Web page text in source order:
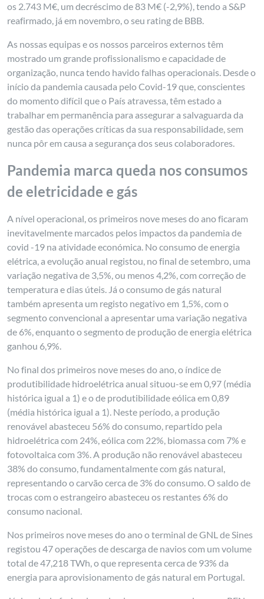
os 2.743 M€, um decréscimo de 83 M€ (-2,9%), tendo a S&P
reafirmado, já em novembro, o seu rating de BBB.
As nossas equipas e os nossos parceiros externos têm
mostrado um grande profissionalismo e capacidade de
organização, nunca tendo havido falhas operacionais. Desde o
início da pandemia causada pelo Covid-19 que, conscientes
do momento difícil que o País atravessa, têm estado a
trabalhar em permanência para assegurar a salvaguarda da
gestão das operações críticas da sua responsabilidade, sem
nunca pôr em causa a segurança dos seus colaboradores.
Pandemia marca queda nos consumos
de eletricidade e gás
A nível operacional, os primeiros nove meses do ano ficaram
inevitavelmente marcados pelos impactos da pandemia de
covid -19 na atividade económica. No consumo de energia
elétrica, a evolução anual registou, no final de setembro, uma
variação negativa de 3,5%, ou menos 4,2%, com correção de
temperatura e dias úteis. Já o consumo de gás natural
também apresenta um registo negativo em 1,5%, com o
segmento convencional a apresentar uma variação negativa
de 6%, enquanto o segmento de produção de energia elétrica
ganhou 6,9%.
No final dos primeiros nove meses do ano, o índice de
produtibilidade hidroelétrica anual situou-se em 0,97 (média
histórica igual a 1) e o de produtibilidade eólica em 0,89
(média histórica igual a 1). Neste período, a produção
renovável abasteceu 56% do consumo, repartido pela
hidroelétrica com 24%, eólica com 22%, biomassa com 7% e
fotovoltaica com 3%. A produção não renovável abasteceu
38% do consumo, fundamentalmente com gás natural,
representando o carvão cerca de 3% do consumo. O saldo de
trocas com o estrangeiro abasteceu os restantes 6% do
consumo nacional.
Nos primeiros nove meses do ano o terminal de GNL de Sines
registou 47 operações de descarga de navios com um volume
total de 47,218 TWh, o que representa cerca de 93% da
energia para aprovisionamento de gás natural em Portugal.